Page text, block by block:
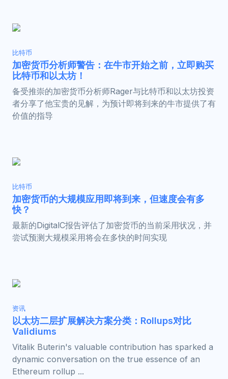
比特币
加密货币分析师警告：在牛市开始之前，立即购买
比特币和以太坊！
备受推崇的加密货币分析师Rager与比特币和以太坊投资
者分享了他宝贵的见解，为预计即将到来的牛市提供了有
价值的指导
比特币
加密货币的大规模应用即将到来，但速度会有多
快？
最新的DigitalC报告评估了加密货币的当前采用状况，并
尝试预测大规模采用将会在多快的时间实现
资讯
以太坊二层扩展解决方案分类：Rollups对比
Validiums
Vitalik Buterin's valuable contribution has sparked a
dynamic conversation on the true essence of an
Ethereum rollup ...